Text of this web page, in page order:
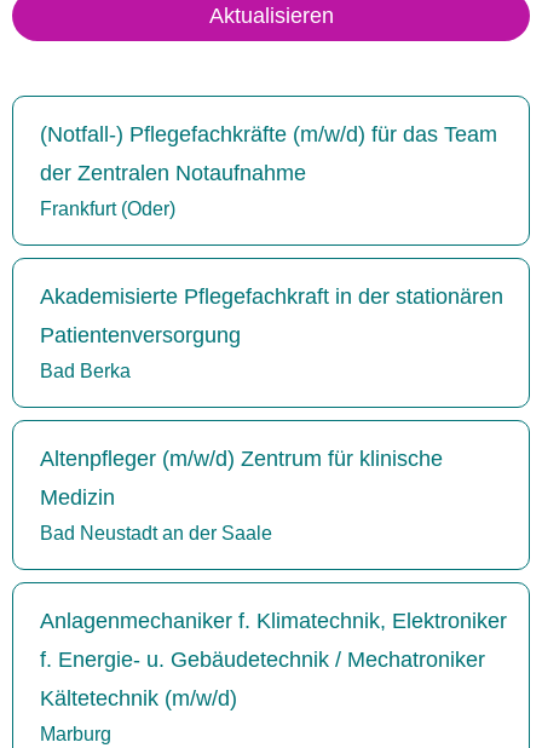
Aktualisieren
(Notfall-) Pflegefachkräfte (m/w/d) für das Team
der Zentralen Notaufnahme
Frankfurt (Oder)
Akademisierte Pflegefachkraft in der stationären
Patientenversorgung
Bad Berka
Altenpfleger (m/w/d) Zentrum für klinische
Medizin
Bad Neustadt an der Saale
Anlagenmechaniker f. Klimatechnik, Elektroniker
f. Energie- u. Gebäudetechnik / Mechatroniker
Kältetechnik (m/w/d)
Marburg